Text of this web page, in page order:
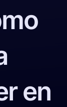
en